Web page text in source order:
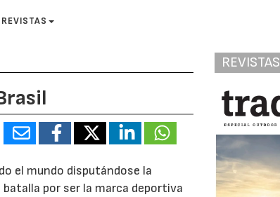
REVISTAS
el mundo disputándose la
por ser la marca deportiva
REVISTAS